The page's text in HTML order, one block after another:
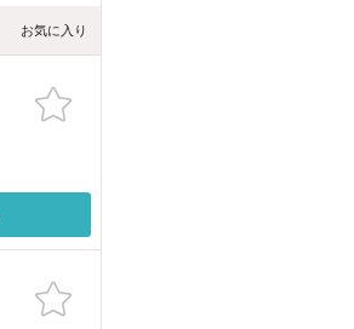
お気に入り